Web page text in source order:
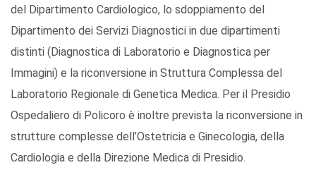
del Dipartimento Cardiologico, lo sdoppiamento del
Dipartimento dei Servizi Diagnostici in due dipartimenti
distinti (Diagnostica di Laboratorio e Diagnostica per
Immagini) e la riconversione in Struttura Complessa del
Laboratorio Regionale di Genetica Medica. Per il Presidio
Ospedaliero di Policoro è inoltre prevista la riconversione in
strutture complesse dell’Ostetricia e Ginecologia, della
Cardiologia e della Direzione Medica di Presidio.